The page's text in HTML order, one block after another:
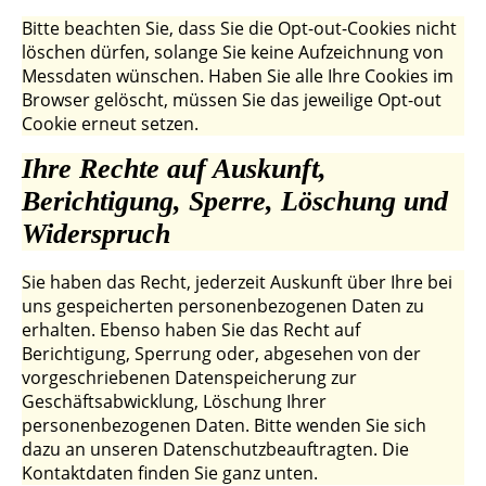
Bitte beachten Sie, dass Sie die Opt-out-Cookies nicht
löschen dürfen, solange Sie keine Aufzeichnung von
Messdaten wünschen. Haben Sie alle Ihre Cookies im
Browser gelöscht, müssen Sie das jeweilige Opt-out
Cookie erneut setzen.
Ihre Rechte auf Auskunft,
Berichtigung, Sperre, Löschung und
Widerspruch
Sie haben das Recht, jederzeit Auskunft über Ihre bei
uns gespeicherten personenbezogenen Daten zu
erhalten. Ebenso haben Sie das Recht auf
Berichtigung, Sperrung oder, abgesehen von der
vorgeschriebenen Datenspeicherung zur
Geschäftsabwicklung, Löschung Ihrer
personenbezogenen Daten. Bitte wenden Sie sich
dazu an unseren Datenschutzbeauftragten. Die
Kontaktdaten finden Sie ganz unten.